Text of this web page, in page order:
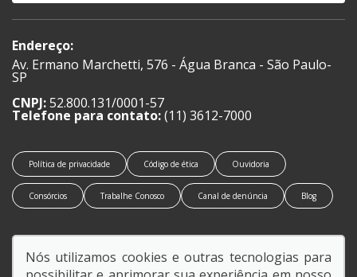
Endereço:
Av. Ermano Marchetti, 576 - Água Branca - São Paulo-
SP
CNPJ:52.800.131/0001-57
Telefone para contato:(11) 3612-7000
Política de privacidade Código de ética Ouvidoria
Consórcios Trabalhe Conosco Canal de denúncia Blog
Nós utilizamos cookies e outras tecnologias para